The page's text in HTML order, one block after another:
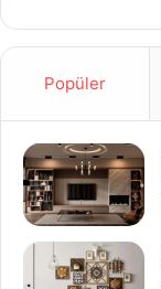
Popüler